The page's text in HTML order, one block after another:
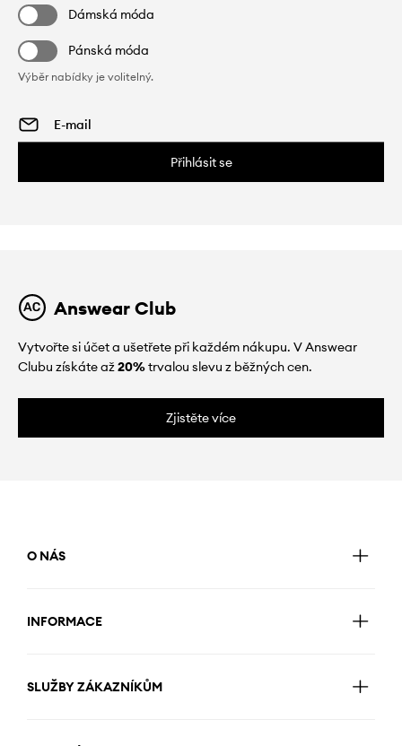
Dámská móda
Pánská móda
Výběr nabídky je volitelný.
Přihlásit se
Answear Club
Vytvořte si účet a ušetřete při každém nákupu. V Answear
Clubu získáte až20%trvalou slevu z běžných cen.
Zjistěte více
O NÁS
INFORMACE
SLUŽBY ZÁKAZNÍKŮM